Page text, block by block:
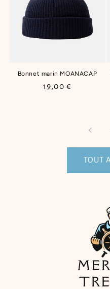
Bonnet marin MOANACAP
Prix
19,00 €
TOUT